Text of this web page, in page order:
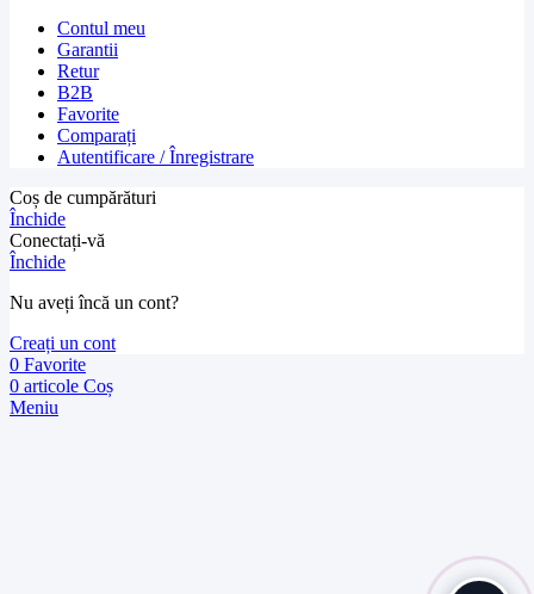
Contul meu
Garantii
Retur
B2B
Favorite
Comparați
Autentificare / Înregistrare
Coș de cumpărături
Închide
Conectați-vă
Închide
Nu aveți încă un cont?
Creați un cont
0 Favorite
0 articole Coș
Meniu